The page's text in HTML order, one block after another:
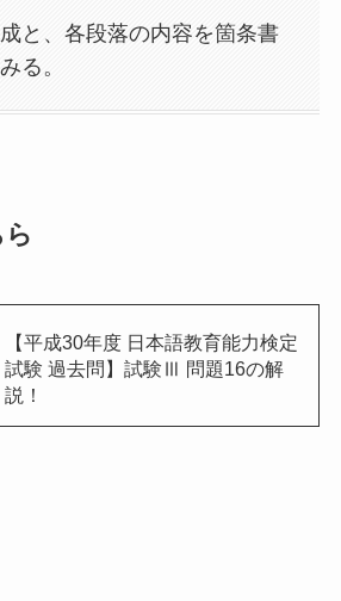
、各段落の内容を箇条書
る。
【平成30年度 日本語教育能力検定
試験 過去問】試験Ⅲ 問題16の解
説！